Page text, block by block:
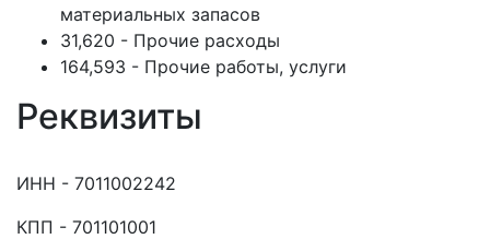
материальных запасов
31,620 - Прочие расходы
164,593 - Прочие работы, услуги
Реквизиты
ИНН - 7011002242
КПП - 701101001